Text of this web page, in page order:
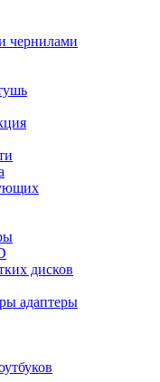
чернилами
дисков
адаптеры